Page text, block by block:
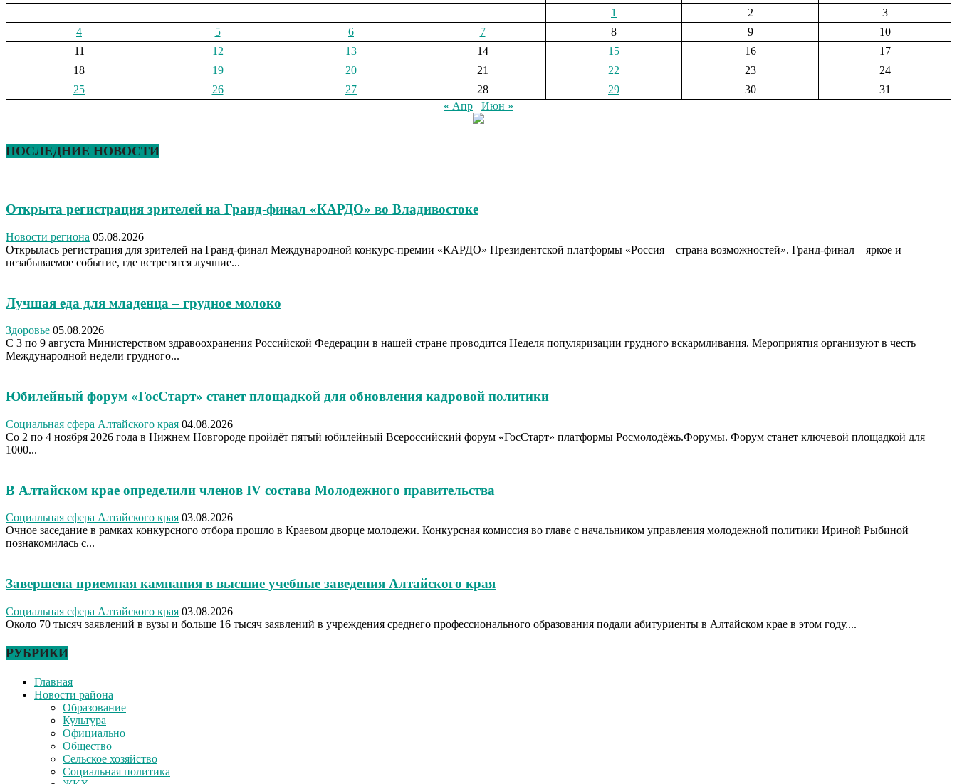
1
2
3
4
5 6 7 8 9
10
11
12 13 14 15 16
17
18
19 20 21 22 23
24
25
26 27 28 29 30
31
« Апр
Июн »
ПОСЛЕДНИЕ НОВОСТИ
Открыта регистрация зрителей на Гранд-финал «КАРДО» во Владивостоке
Новости региона 05.08.2026
Открылась регистрация для зрителей на Гранд-финал Международной конкурс-премии «КАРДО» Президентской платформы «Россия – страна возможностей». Гранд-финал – яркое и
незабываемое событие, где встретятся лучшие...
Лучшая еда для младенца – грудное молоко
Здоровье 05.08.2026
С 3 по 9 августа Министерством здравоохранения Российской Федерации в нашей стране проводится Неделя популяризации грудного вскармливания. Мероприятия организуют в честь
Международной недели грудного...
Юбилейный форум «ГосСтарт» станет площадкой для обновления кадровой политики
Социальная сфера Алтайского края 04.08.2026
Со 2 по 4 ноября 2026 года в Нижнем Новгороде пройдёт пятый юбилейный Всероссийский форум «ГосСтарт» платформы Росмолодёжь.Форумы. Форум станет ключевой площадкой для
1000...
В Алтайском крае определили членов IV состава Молодежного правительства
Социальная сфера Алтайского края 03.08.2026
Очное заседание в рамках конкурсного отбора прошло в Краевом дворце молодежи. Конкурсная комиссия во главе с начальником управления молодежной политики Ириной Рыбиной
познакомилась с...
Завершена приемная кампания в высшие учебные заведения Алтайского края
Социальная сфера Алтайского края 03.08.2026
Около 70 тысяч заявлений в вузы и больше 16 тысяч заявлений в учреждения среднего профессионального образования подали абитуриенты в Алтайском крае в этом году....
РУБРИКИ
Главная
Новости района
Образование
Культура
Официально
Общество
Сельское хозяйство
Социальная политика